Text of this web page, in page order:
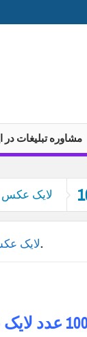
مشاوره تبلیغات در
لایک عکس
لایک.